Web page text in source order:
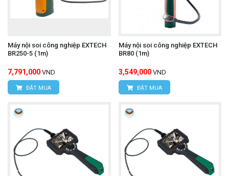
Máy nội soi công nghiệp EXTECH
BR250-5 (1m)
7,791,000 VND
ĐẶT MUA
Máy nội soi công nghiệp EXTECH
BR80 (1m)
3,549,000 VND
ĐẶT MUA